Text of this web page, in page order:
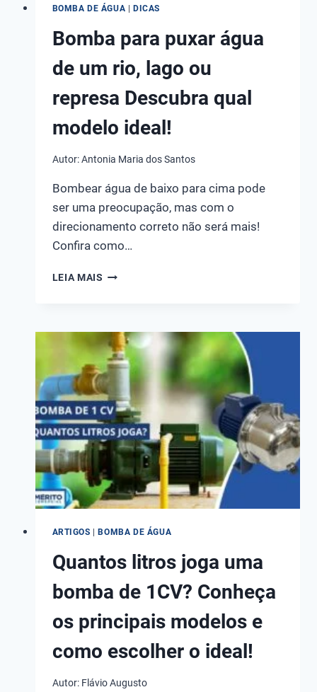
BOMBA DE ÁGUA |DICAS
Bomba para puxar água
de um rio, lago ou
represa Descubra qual
modelo ideal!
Autor: Antonia Maria dos Santos
Bombear água de baixo para cima pode
ser uma preocupação, mas com o
direcionamento correto não será mais!
Confira como…
LEIA MAIS BOMBA
DE
UM
RIO,
LAGO
OU
REPRESA
DESCUBRA
QUAL
MODELO
IDEAL!
ARTIGOS |BOMBA DE ÁGUA
Quantos litros joga uma
bomba de 1CV? Conheça
os principais modelos e
como escolher o ideal!
Autor: Flávio Augusto